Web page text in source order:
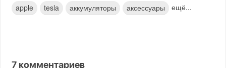
apple tesla аккумуляторы аксессуары ещё...
7 комментариев